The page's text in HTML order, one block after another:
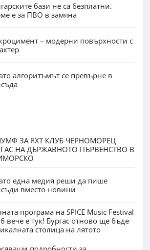
бази не са безплатни.
е за ПВО в замяна
– модерни повърхности с
алгоритъмът се превърне в
ЗА ЯХТ КЛУБ ЧЕРНОМОРЕЦ
НА ДЪРЖАВНОТО ПЪРВЕНСТВО В
една медия реши да пише
вместо новини
програма на SPICE Music Festival
вече е тук! Бургас отново ще бъде
столица на лятото